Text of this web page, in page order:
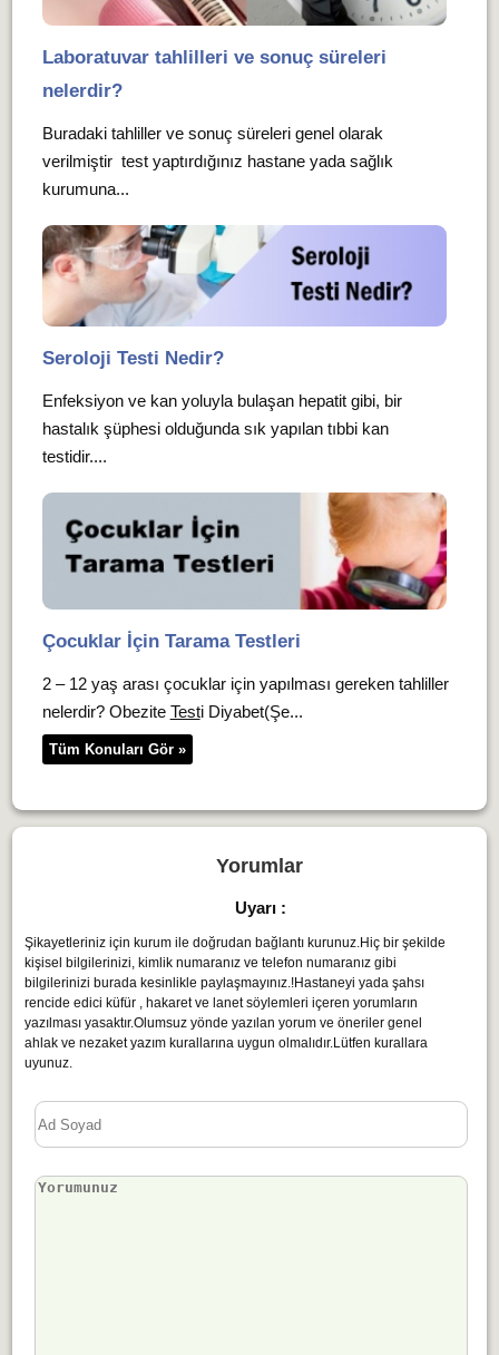
Laboratuvar tahlilleri ve sonuç süreleri
nelerdir?
Buradaki tahliller ve sonuç süreleri genel olarak
verilmiştir test yaptırdığınız hastane yada sağlık
kurumuna...
Seroloji Testi Nedir?
Enfeksiyon ve kan yoluyla bulaşan hepatit gibi, bir
hastalık şüphesi olduğunda sık yapılan tıbbi kan
testidir....
Çocuklar İçin Tarama Testleri
2 – 12 yaş arası çocuklar için yapılması gereken tahliller
nelerdir? Obezite Testi Diyabet(Şe...
Tüm Konuları Gör »
Yorumlar
Uyarı :
Şikayetleriniz için kurum ile doğrudan bağlantı kurunuz.Hiç bir şekilde
kişisel bilgilerinizi, kimlik numaranız ve telefon numaranız gibi
bilgilerinizi burada kesinlikle paylaşmayınız.!Hastaneyi yada şahsı
rencide edici küfür , hakaret ve lanet söylemleri içeren yorumların
yazılması yasaktır.Olumsuz yönde yazılan yorum ve öneriler genel
ahlak ve nezaket yazım kurallarına uygun olmalıdır.Lütfen kurallara
uyunuz.